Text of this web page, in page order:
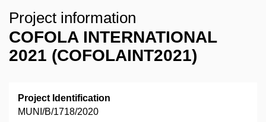
Project information
COFOLA INTERNATIONAL
2021 (COFOLAINT2021)
Project Identification
MUNI/B/1718/2020